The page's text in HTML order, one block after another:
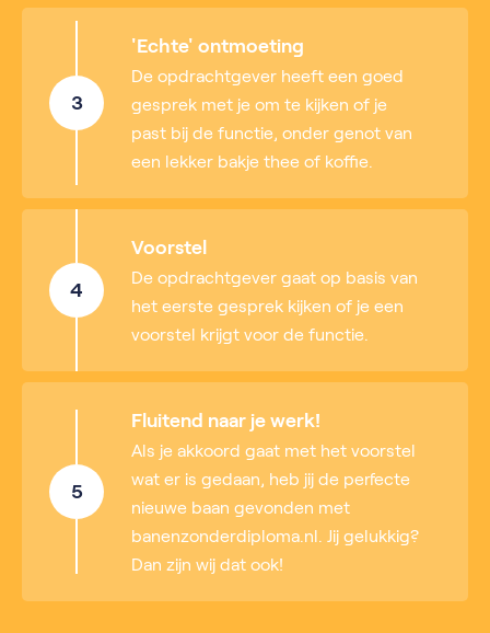
3
'Echte' ontmoeting
De opdrachtgever heeft een goed
gesprek met je om te kijken of je
past bij de functie, onder genot van
een lekker bakje thee of koffie.
4
Voorstel
De opdrachtgever gaat op basis van
het eerste gesprek kijken of je een
voorstel krijgt voor de functie.
5
Fluitend naar je werk!
Als je akkoord gaat met het voorstel
wat er is gedaan, heb jij de perfecte
nieuwe baan gevonden met
banenzonderdiploma.nl. Jij gelukkig?
Dan zijn wij dat ook!